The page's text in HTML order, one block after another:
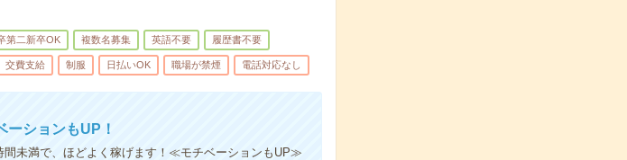
第二新卒OK 複数名募集 英語不要 履歴書不要
交費支給 制服 日払いOK 職場が禁煙 電話対応なし
ションもUP！
未満で、ほどよく稼げます！≪モチベーションもUP≫